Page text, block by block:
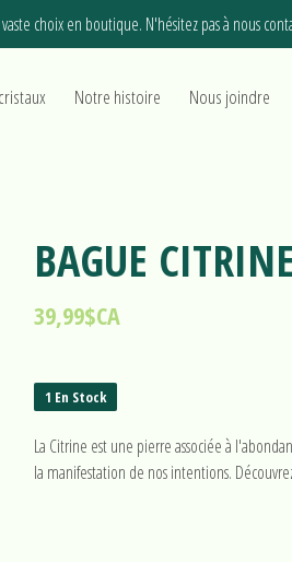
choix en boutique. N'hésitez pas à nous
Notre histoire Nous joindre
BAGUE
39,99$CA
1 En Stock
La Citrine est une pierre associée à
la manifestation de nos intentions.